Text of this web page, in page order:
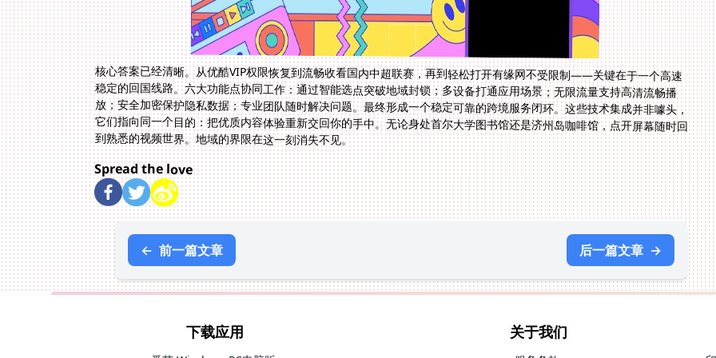
核心答案已经清晰。从优酷VIP权限恢复到流畅收看国内中超联赛，再到轻松打开有缘网不受限制——关键在于一个高速
稳定的回国线路。六大功能点协同工作：通过智能选点突破地域封锁；多设备打通应用场景；无限流量支持高清流畅播
放；安全加密保护隐私数据；专业团队随时解决问题。最终形成一个稳定可靠的跨境服务闭环。这些技术集成并非噱头，
它们指向同一个目的：把优质内容体验重新交回你的手中。无论身处首尔大学图书馆还是济州岛咖啡馆，点开屏幕随时回
到熟悉的视频世界。地域的界限在这一刻消失不见。
Spread the love
← 前一篇文章 后一篇文章 →
下载应用 关于我们